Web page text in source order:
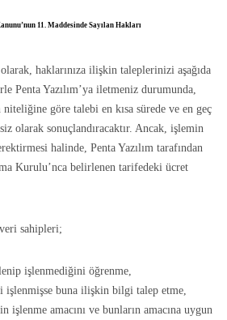
11. Maddesinde Sayılan Hakları
haklarınıza ilişkin taleplerinizi aşağıda
Penta Yazılım’ya iletmeniz durumunda,
niteliğine göre talebi en kısa sürede ve en geç
olarak sonuçlandıracaktır. Ancak, işlemin
halinde, Penta Yazılım tarafından
Kurulu’nca belirlenen tarifedeki ücret
sahipleri;
işlenmediğini öğrenme,
buna ilişkin bilgi talep etme,
işlenme amacını ve bunların amacına uygun